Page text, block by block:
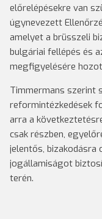
előrelépésekre van
úgynevezett
amelyet a brüsszeli
bulgáriai fellépés és
megfigyelésére
Timmermans szerint
reformintézkedések
arra a
csak részben,
jelentős, bizakodásra
jogállamiságot
terén.